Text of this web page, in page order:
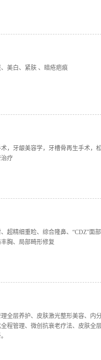
美白、紧肤 、暗疮疤痕
，牙龈美容学，牙槽骨再生手术，
疗
超精细重睑、综合隆鼻、“CDZ”面
胸、局部畸形修复
全层养护、皮肤激光整形美容、内
程管理、微创抗衰老疗法、皮肤全